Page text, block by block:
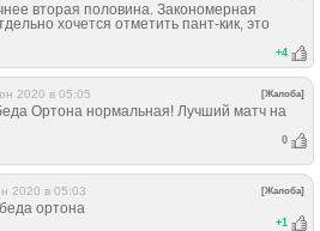
вторая половина. Закономерная
хочется отметить пант-кик, это
+4
2020 в 05:05 [Жалоба]
Ортона нормальная! Лучший матч на
0
2020 в 05:03 [Жалоба]
ортона
+1